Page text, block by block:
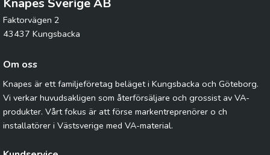
Knapes Sverige AB
Faktorvägen 2
43437 Kungsbacka
Om oss
Knapes är ett familjeföretag beläget i Kungsbacka och Göteborg.
Vi verkar huvudsakligen som återförsäljare och grossist av VA-
produkter. Vårt fokus är att förse markentreprenörer o ch
installatörer i Västsverige med VA-material.